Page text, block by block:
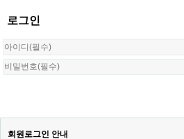
로그인
회원로그인 안내